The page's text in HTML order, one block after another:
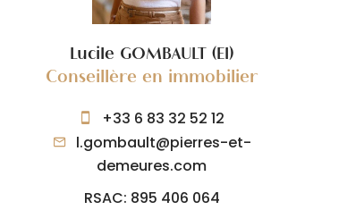
Lucile GOMBAULT (EI)
Conseillère en immobilier
+33 6 83 32 52 12
l.gombault@pierres-et-
demeures.com
RSAC: 895 406 064